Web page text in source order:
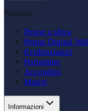
Prodotti
Penne a sfera
Penne Digital 360
Evidenziatori
Portamine
Accendini
Matite
Informazioni